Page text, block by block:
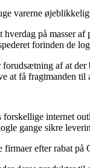
varerne
på masser
forinden de
af at
få fragtmanden til
internet
gange sikre
efter rabat